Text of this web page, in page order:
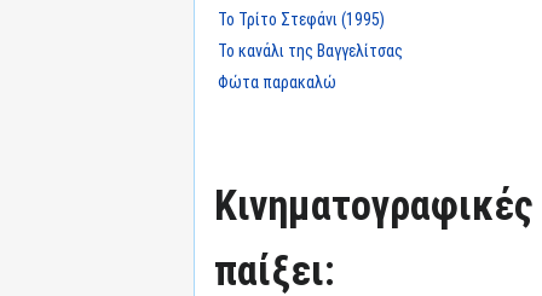
Το Τρίτο Στεφάνι (1995)
Το κανάλι της Βαγγελίτσας
Φώτα παρακαλώ
Κινηματογραφικές
παίξει: